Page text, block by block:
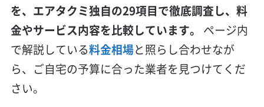
を、エアタクミ独自の29項目で徹底調査し、料
金やサービス内容を比較しています。
ページ内
で解説している料金相場と照らし合わせなが
ら、ご自宅の予算に合った業者を見つけてくだ
さい。